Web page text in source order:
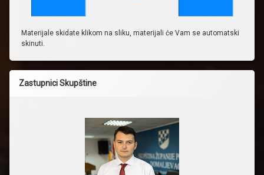
Materijale skidate klikom na sliku, materijali će Vam se automatski
skinuti.
Zastupnici Skupštine